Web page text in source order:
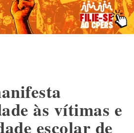
às vítimas e
escolar de